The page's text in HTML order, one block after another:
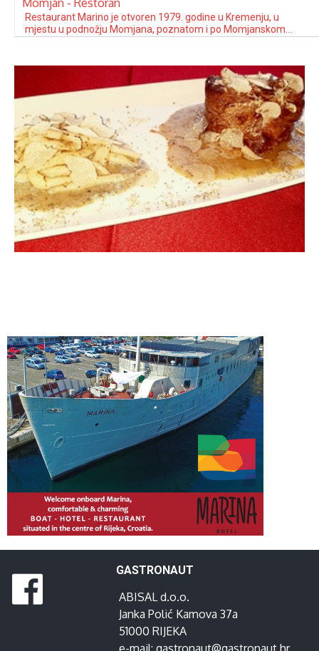
Momjan - Restoran
Restaurant Marino je otvoren 1979. godine u Kremenju, u
mjestu u podnožju Momjana, poznatom i po Momjanskom
gradu umjetnika. Okružen je poznatim vinarijama Kabola,
Kozlović, Prelac i Sinković.Temelj ponude je tradicionalna
istarska kuhinja, …
GASTRONAUT
ABISAL d.o.o.
Janka Polić Kamova 37a
51000 RIJEKA
e-mail: gastronaut@gastronaut.hr